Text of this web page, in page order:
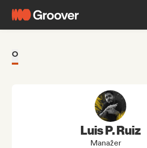
O
Luis P. Ruiz
Manažer